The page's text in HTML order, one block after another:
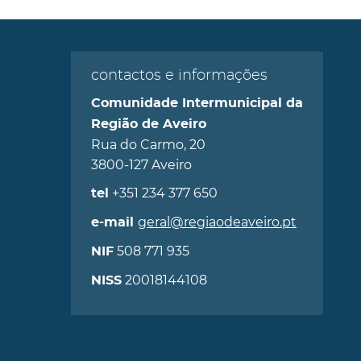
contactos e informações
Comunidade Intermunicipal da
Região de Aveiro
Rua do Carmo, 20
3800-127 Aveiro
tel +351 234 377 650
e-mail geral@regiaodeaveiro.pt
NIF508 771 935
NISS20018144108